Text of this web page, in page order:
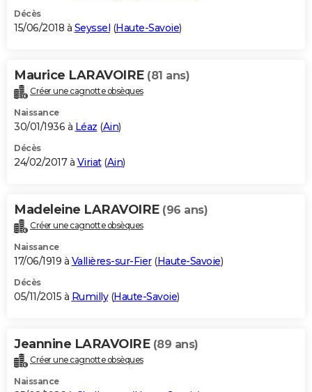
Décès
15/06/2018 à Seyssel (Haute-Savoie)
Maurice LARAVOIRE (81 ans)
Créer une cagnotte obsèques
Naissance
30/01/1936 à Léaz (Ain)
Décès
24/02/2017 à Viriat(Ain)
Madeleine LARAVOIRE (96 ans)
Créer une cagnotte obsèques
Naissance
17/06/1919 à Vallières-sur-Fier(Haute-Savoie)
Décès
05/11/2015 à Rumilly(Haute-Savoie)
Jeannine LARAVOIRE (89 ans)
Créer une cagnotte obsèques
Naissance